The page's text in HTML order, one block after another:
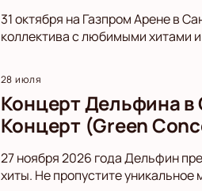
31 октября на Газпром Арене в
коллектива с любимыми хитами
28 июля
Концерт Дельфина в
Концерт (Green
27 ноября 2026 года Дельфин
хиты. Не пропустите